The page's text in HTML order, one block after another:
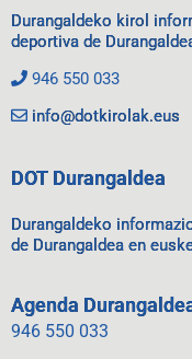
Durangaldeko kirol
deportiva de
946 550 033
info@dotkirolak.eus
DOT Durangaldea
Durangaldeko
de Durangaldea en
Agenda
946 550 033